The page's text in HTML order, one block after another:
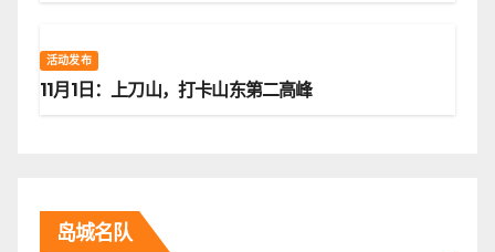
活动发布
11月1日：上刀山，打卡山东第二高峰
岛城名队